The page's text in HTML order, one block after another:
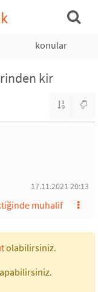
konular
kir
17.11.2021 20:13
muhalif
olabilirsiniz.